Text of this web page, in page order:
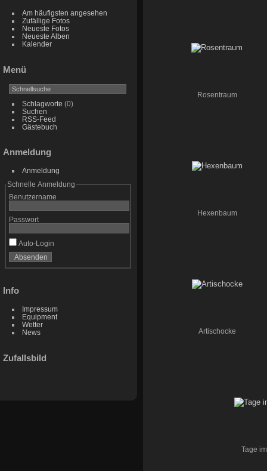
Am häufigsten angesehen
Zufällige Fotos
Neueste Fotos
Neueste Alben
Kalender
Menü
Schlagworte (0)
Suchen
RSS-Feed
Gästebuch
Anmeldung
Anmeldung
Schnelle Anmeldung
Benutzername
Passwort
Auto-Login
Info
Impressum
Equipment
Wetter
News
Zufallsbild
Rosentraum
Hexenbaum
Artischocke
Tage